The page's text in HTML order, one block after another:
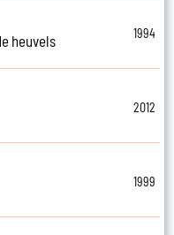
heuvels
1994
2012
1999